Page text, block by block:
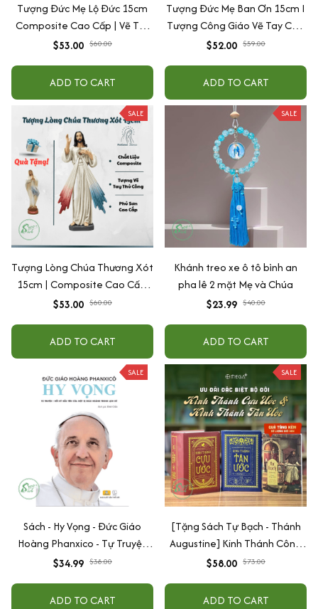
Tượng Đức Mẹ Lộ Đức 15cm
Composite Cao Cấp | Vẽ Tay
Tỉ Mỉ – Sơn Bền Màu, Tượng
$53.00 $60.00
ADD TO CART
Tượng Đức Mẹ Ban Ơn 15cm I
Tượng Công Giáo Vẽ Tay Cao
Cấp
$52.00 $59.00
ADD TO CART
SALE
Tượng Lòng Chúa Thương Xót
15cm | Composite Cao Cấp,
Sơn Bền Màu, Vẽ Tay Thủ Công
$53.00 $60.00
ADD TO CART
SALE
Khánh treo xe ô tô bình an
pha lê 2 mặt Mẹ và Chúa
$23.99 $40.00
ADD TO CART
SALE
Sách - Hy Vọng - Đức Giáo
Hoàng Phanxico - Tự Truyện
Đầu Tiên Của Một Vị Giáo
$34.99 $38.00
ADD TO CART
SALE
[Tặng Sách Tự Bạch - Thánh
Augustine] Kinh Thánh Công
Giáo Bản Đặc Biệt: Bộ Tân Ước
Linh mục Nguyễn Thế Thuấn)
$58.00 $73.00
ADD TO CART